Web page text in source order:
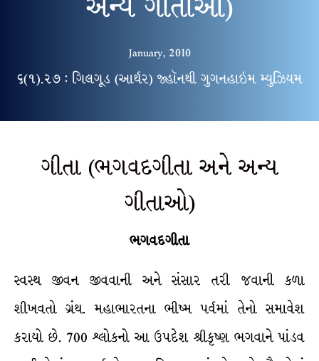
January, 2010
૬(૧).૨૭ : ગિલગૂડ (આર્થર) જ્હૉનથી ગુગનહાઇમ મ્યુઝિયમ
ગીતા (ભગવદગીતા અને અન્ય
ગીતાઓ)
ભગવદગીતા
સ્વસ્થ જીવન જીવવાની અને સંસાર તરી જવાની કળા
શીખવતો ગ્રંથ. મહાભારતના ભીષ્મ પર્વમાં તેનો સમાવેશ
કરાયો છે. 700 શ્લોકનો આ ઉપદેશ શ્રીકૃષ્ણ ભગવાને પાંડવ